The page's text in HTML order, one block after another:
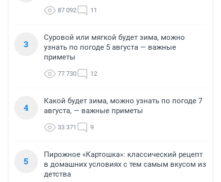
87 092 11
3
Суровой или мягкой будет зима, можно
узнать по погоде 5 августа — важные
приметы
77 730 12
4
Какой будет зима, можно узнать по погоде 7
августа, — важные приметы
33 371 9
5
Пирожное «Картошка»: классический рецепт
в домашних условиях с тем самым вкусом из
детства